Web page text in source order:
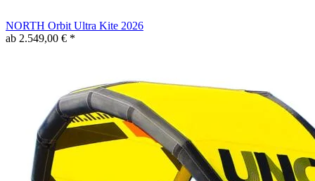
NORTH Orbit Ultra Kite 2026
ab 2.549,00 € *